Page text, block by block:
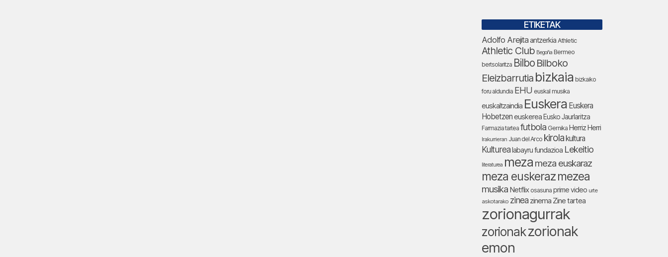
ETIKETAK
Adolfo Arejitaantzerkia Athletic
Athletic Club Begoña Bermeo
bertsolaritza Bilbo Bilboko
Eleizbarrutia bizkaia bizkaiko
foru aldundia EHU euskal musika
euskaltzaindia Euskera Euskera
Hobetzeneuskerea Eusko Jaurlaritza
Farmazia tartea futbola Gernika Herriz Herri
Irakurrieran Juan del Arco kirola kultura
Kulturealabayru fundazioa Lekeitio
literaturea meza meza euskaraz
meza euskerazmezea
musika Netflix osasuna prime video urte
askotarako zinea zinema Zine tartea
zorionagurrak
zorionakzorionak
emon